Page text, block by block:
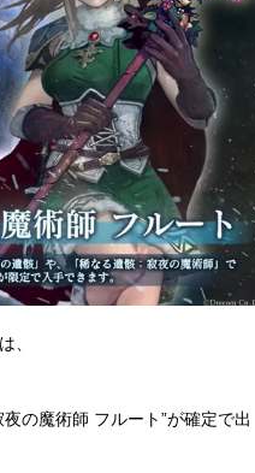
、
の魔術師 フルート”が確定で出